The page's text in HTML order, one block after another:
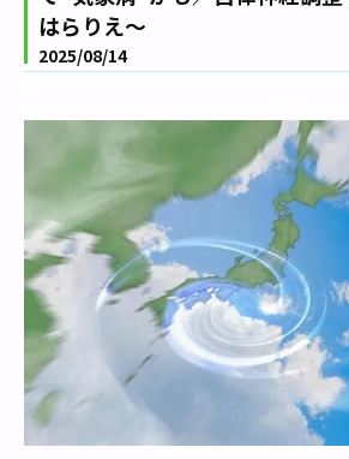
はらりえ〜
2025/08/14